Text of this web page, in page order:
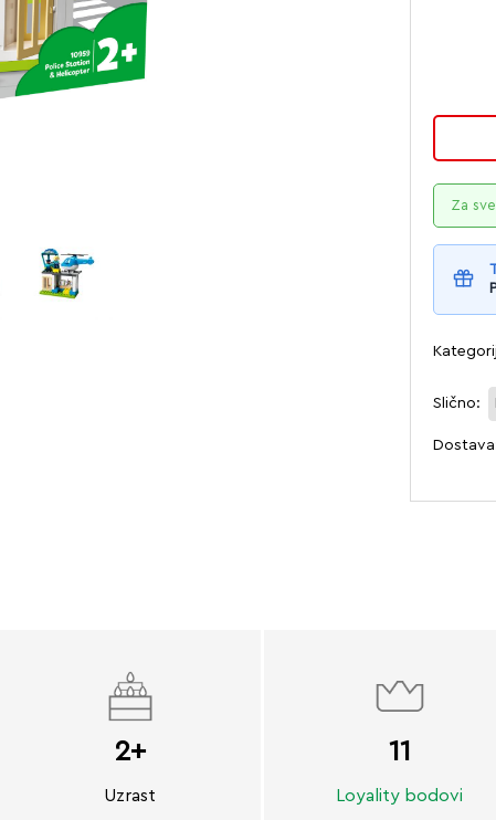
Za
Slično:
2+
Uzrast
11
Loyality bodovi